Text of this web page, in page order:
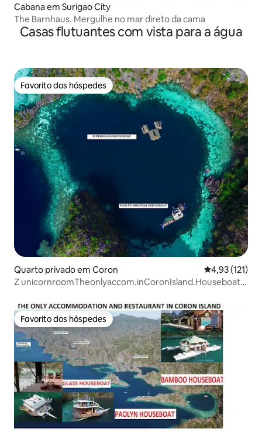
Cabana em Surigao City
The Barnhaus. Mergulhe no mar direto da cama
Casas flutuantes com vista para a água
Favorito dos hóspedes
Favorito dos hóspedes
Quarto privado em Coron Classificação
4,93 (121)
Z unicornroomTheonlyaccom.inCoronIsland.Houseboat
Favorito dos hóspedes
Favorito dos hóspedes